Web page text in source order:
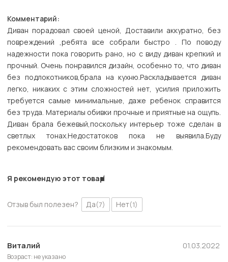
Комментарий:
Диван порадовал своей ценой, Доставили аккуратно, без
повреждений ,ребята все собрали быстро . По поводу
надежности пока говорить рано, но с виду диван крепкий и
прочный. Очень понравился дизайн, особенно то, что диван
без подлокотников,брала на кухню.Раскладывается диван
легко, никаких с этим сложностей нет, усилия приложить
требуется самые минимальные, даже ребенок справится
без труда. Материалы обивки прочные и приятные на ощупь.
Диван брала бежевый,поскольку интерьер тоже сделан в
светлых тонах.Недостатоков пока не выявила.Буду
рекомендовать вас своим близким и знакомым.
Я рекомендую этот товар
Отзыв был полезен? Да(7) Нет(1)
Виталий
Возраст: не указано
01.03.2022